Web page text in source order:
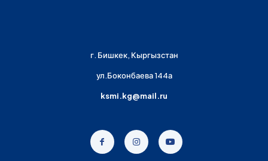
г. Бишкек, Кыргызстан
ул.Боконбаева 144а
ksmi.kg@mail.ru